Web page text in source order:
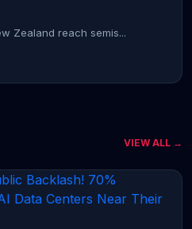
Zealand reach semis...
VIEW ALL →